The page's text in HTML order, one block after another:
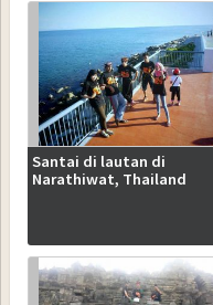
Santai di lautan di
Narathiwat, Thailand